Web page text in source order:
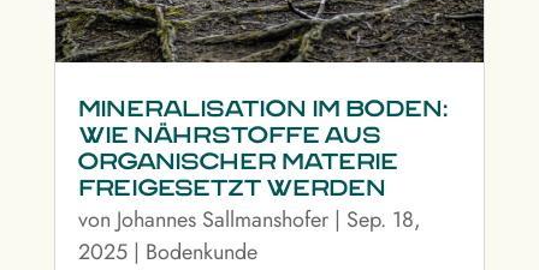
Mineralisation im Boden:
Wie Nährstoffe aus
organischer Materie
freigesetzt werden
von Johannes Sallmanshofer| Sep. 18,
2025| Bodenkunde